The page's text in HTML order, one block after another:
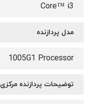
Core™ i3
مدل پردازنده
1005G1 Processor
توضیحات پردازنده مرکزی